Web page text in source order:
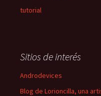
tutorial
Sitios de interés
Androdevices
Blog de Lorioncilla, una